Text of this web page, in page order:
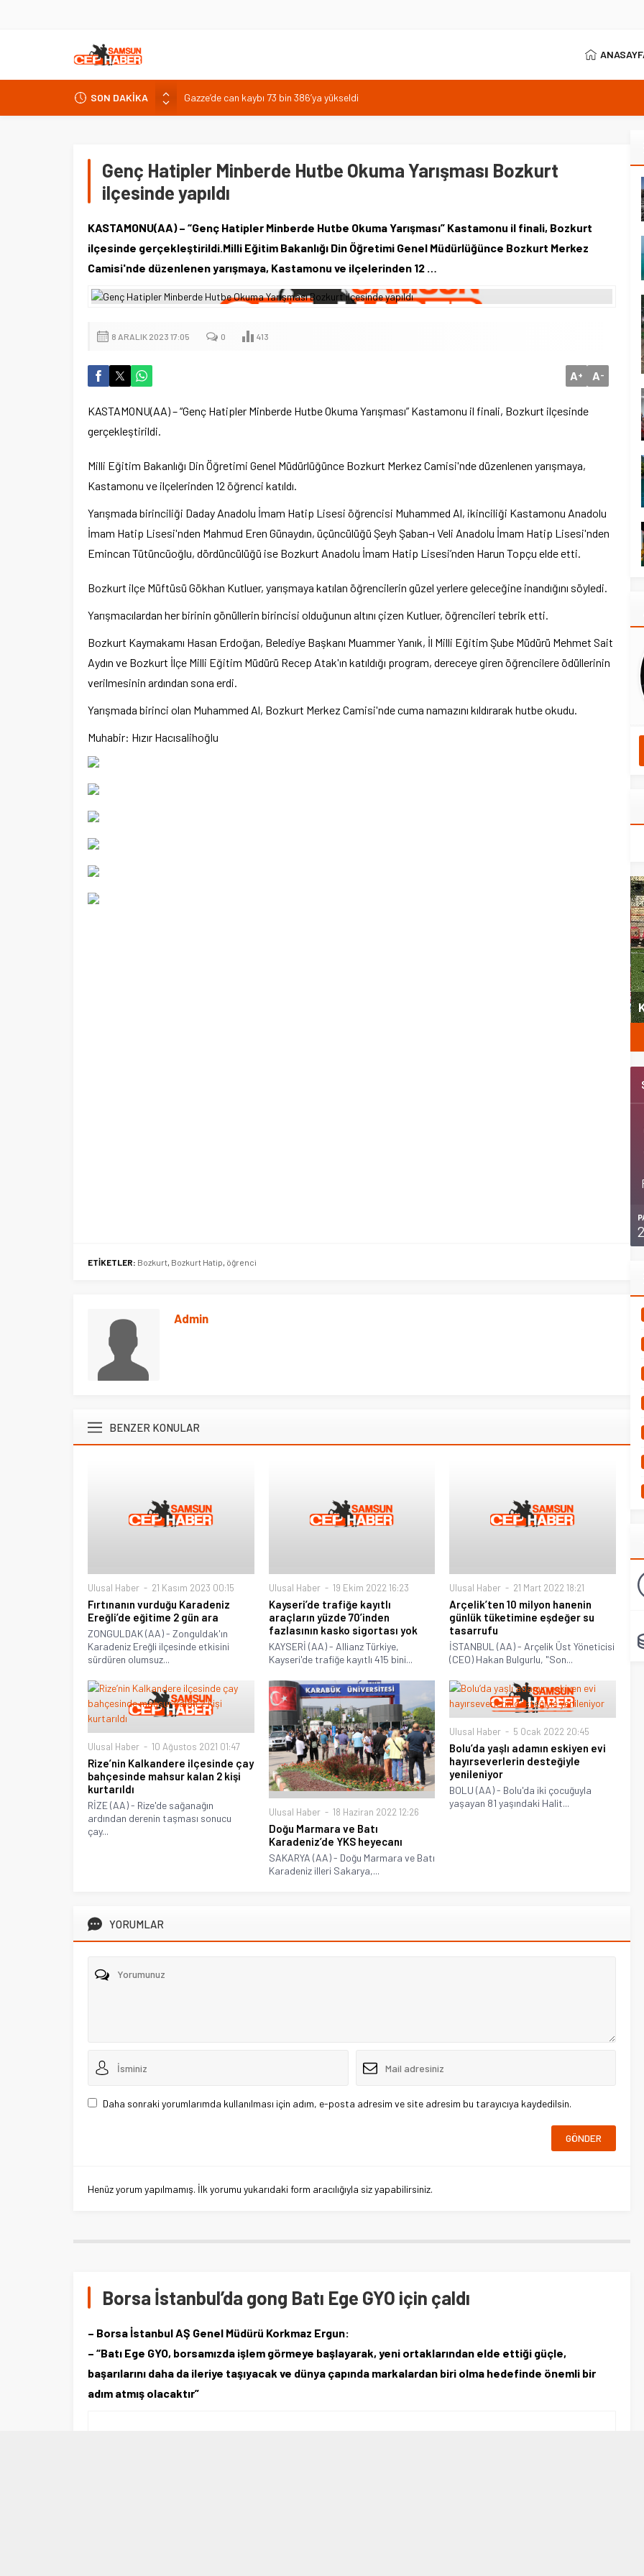
SON DAKİKA
Yenice Barajı’nda doluluk yüzde 0, Karakuyu’da yüzde 99,8
Genç Hatipler Minberde Hutbe Okuma Yarışması Bozkurt
ilçesinde yapıldı
KASTAMONU(AA) – “Genç Hatipler Minberde Hutbe Okuma Yarışması” Kastamonu il finali, Bozkurt
ilçesinde gerçekleştirildi.Milli Eğitim Bakanlığı Din Öğretimi Genel Müdürlüğünce Bozkurt Merkez
Camisi'nde düzenlenen yarışmaya, Kastamonu ve ilçelerinden 12 …
8 ARALIK 2023 17:05 0 413
A+ A-
KASTAMONU(AA) – “Genç Hatipler Minberde Hutbe Okuma Yarışması” Kastamonu il finali, Bozkurt ilçesinde
gerçekleştirildi.
Milli Eğitim Bakanlığı Din Öğretimi Genel Müdürlüğünce Bozkurt Merkez Camisi'nde düzenlenen yarışmaya,
Kastamonu ve ilçelerinden 12 öğrenci katıldı.
Yarışmada birinciliği Daday Anadolu İmam Hatip Lisesi öğrencisi Muhammed Al, ikinciliği Kastamonu Anadolu
İmam Hatip Lisesi'nden Mahmud Eren Günaydın, üçüncülüğü Şeyh Şaban-ı Veli Anadolu İmam Hatip Lisesi'nden
Emincan Tütüncüoğlu, dördüncülüğü ise Bozkurt Anadolu İmam Hatip Lisesi’nden Harun Topçu elde etti.
Bozkurt ilçe Müftüsü Gökhan Kutluer, yarışmaya katılan öğrencilerin güzel yerlere geleceğine inandığını söyledi.
Yarışmacılardan her birinin gönüllerin birincisi olduğunun altını çizen Kutluer, öğrencileri tebrik etti.
Bozkurt Kaymakamı Hasan Erdoğan, Belediye Başkanı Muammer Yanık, İl Milli Eğitim Şube Müdürü Mehmet Sait
Aydın ve Bozkurt İlçe Milli Eğitim Müdürü Recep Atak'ın katıldığı program, dereceye giren öğrencilere ödüllerinin
verilmesinin ardından sona erdi.
Yarışmada birinci olan Muhammed Al, Bozkurt Merkez Camisi'nde cuma namazını kıldırarak hutbe okudu.
Muhabir: Hızır Hacısalihoğlu
ETİKETLER: Bozkurt, Bozkurt Hatip, öğrenci
Admin
BENZER KONULAR
Ulusal Haber 21 Kasım 2023 00:15
Fırtınanın vurduğu Karadeniz
Ereğli’de eğitime 2 gün ara
ZONGULDAK (AA) - Zonguldak'ın
Karadeniz Ereğli ilçesinde etkisini
sürdüren olumsuz...
Ulusal Haber 19 Ekim 2022 16:23
Kayseri’de trafiğe kayıtlı
araçların yüzde 70’inden
fazlasının kasko sigortası yok
KAYSERİ (AA) - Allianz Türkiye,
Kayseri'de trafiğe kayıtlı 415 bini...
Ulusal Haber 21 Mart 2022 18:21
Arçelik’ten 10 milyon hanenin
günlük tüketimine eşdeğer su
tasarrufu
İSTANBUL (AA) - Arçelik Üst Yöneticisi
(CEO) Hakan Bulgurlu, "Son...
Ulusal Haber 10 Ağustos 2021 01:47
Rize’nin Kalkandere ilçesinde çay
bahçesinde mahsur kalan 2 kişi
kurtarıldı
RİZE (AA) - Rize'de sağanağın
ardından derenin taşması sonucu
çay...
Ulusal Haber 18 Haziran 2022 12:26
Doğu Marmara ve Batı
Karadeniz’de YKS heyecanı
SAKARYA (AA) - Doğu Marmara ve Batı
Karadeniz illeri Sakarya,...
Ulusal Haber 5 Ocak 2022 20:45
Bolu’da yaşlı adamın eskiyen evi
hayırseverlerin desteğiyle
yenileniyor
BOLU (AA) - Bolu'da iki çocuğuyla
yaşayan 81 yaşındaki Halit...
YORUMLAR
Daha sonraki yorumlarımda kullanılması için adım, e-posta adresim ve site adresim bu tarayıcıya kaydedilsin.
Henüz yorum yapılmamış. İlk yorumu yukarıdaki form aracılığıyla siz yapabilirsiniz.
Borsa İstanbul’da gong Batı Ege GYO için çaldı
– Borsa İstanbul AŞ Genel Müdürü Korkmaz Ergun:
– “Batı Ege GYO, borsamızda işlem görmeye başlayarak, yeni ortaklarından elde ettiği güçle,
başarılarını daha da ileriye taşıyacak ve dünya çapında markalardan biri olma hedefinde önemli bir
adım atmış olacaktır”